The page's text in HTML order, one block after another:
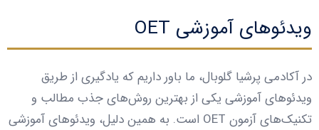
ویدئوهای آموزشی OET
در آکادمی پرشیا گلوبال، ما باور داریم که یادگیری از طریق
ویدئوهای آموزشی یکی از بهترین روش‌های جذب مطالب و
تکنیک‌های آزمون OET است. به همین دلیل، ویدئوهای آموزشی